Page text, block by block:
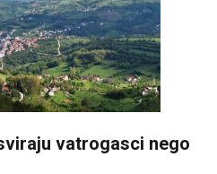
vatrogasci nego